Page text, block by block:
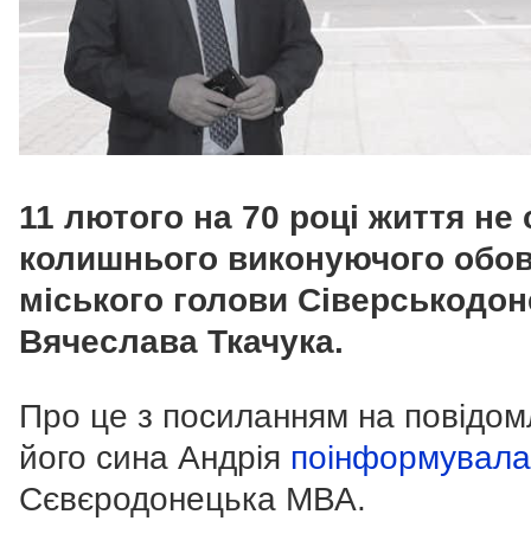
11 лютого на 70 році життя не
колишнього виконуючого
міського голови
Вячеслава Ткачука.
Про це з посиланням на
його сина Андрія поінформувала
Сєвєродонецька МВА.